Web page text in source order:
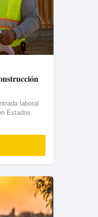
laboral
Estados